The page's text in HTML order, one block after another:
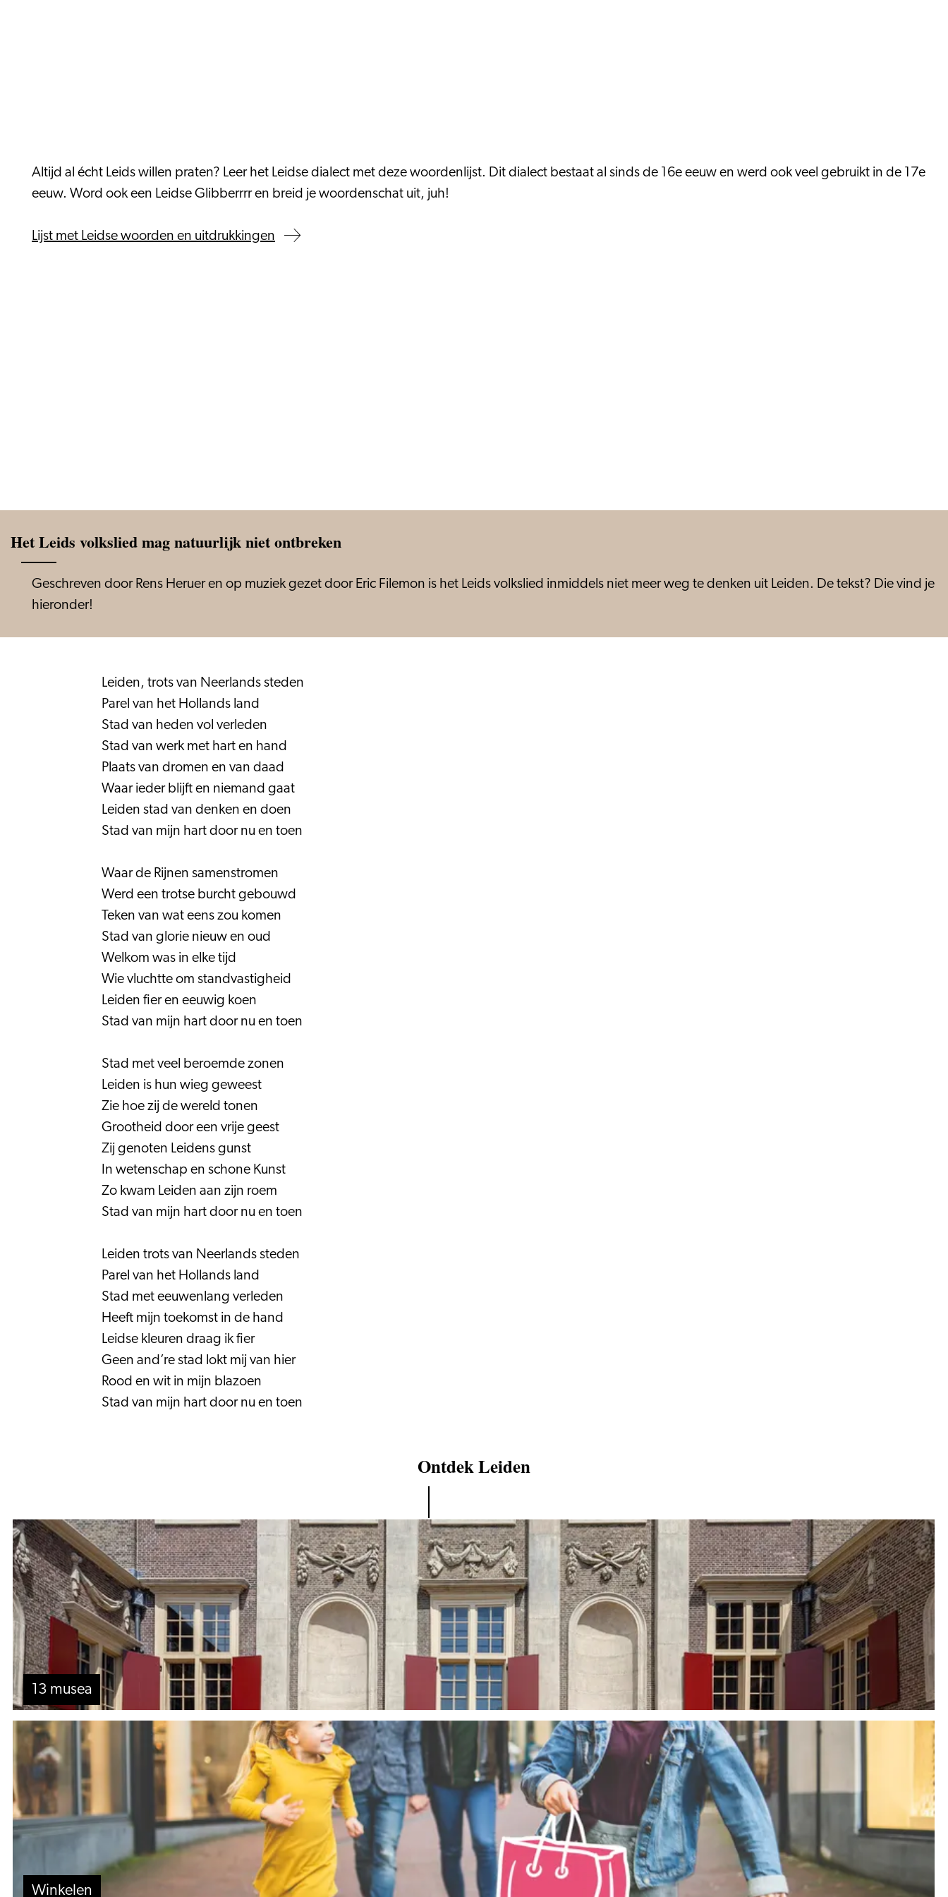
Altijd al écht Leids willen praten? Leer het Leidse dialect met deze woordenlijst. Dit dialect bestaat al sinds de 16e eeuw en werd ook veel gebruikt in de 17e
eeuw. Word ook een Leidse Glibberrrr en breid je woordenschat uit, juh!
Lijst met Leidse woorden en uitdrukkingen
Het Leids volkslied mag natuurlijk niet ontbreken
Geschreven door Rens Heruer en op muziek gezet door Eric Filemon is het Leids volkslied inmiddels niet meer weg te denken uit Leiden. De tekst? Die vind je
hieronder!
Leiden, trots van Neerlands steden
Parel van het Hollands land
Stad van heden vol verleden
Stad van werk met hart en hand
Plaats van dromen en van daad
Waar ieder blijft en niemand gaat
Leiden stad van denken en doen
Stad van mijn hart door nu en toen
Waar de Rijnen samenstromen
Werd een trotse burcht gebouwd
Teken van wat eens zou komen
Stad van glorie nieuw en oud
Welkom was in elke tijd
Wie vluchtte om standvastigheid
Leiden fier en eeuwig koen
Stad van mijn hart door nu en toen
Stad met veel beroemde zonen
Leiden is hun wieg geweest
Zie hoe zij de wereld tonen
Grootheid door een vrije geest
Zij genoten Leidens gunst
In wetenschap en schone Kunst
Zo kwam Leiden aan zijn roem
Stad van mijn hart door nu en toen
Leiden trots van Neerlands steden
Parel van het Hollands land
Stad met eeuwenlang verleden
Heeft mijn toekomst in de hand
Leidse kleuren draag ik fier
Geen and’re stad lokt mij van hier
Rood en wit in mijn blazoen
Stad van mijn hart door nu en toen
Ontdek Leiden
13 musea
13
musea
Winkelen
Winkelen